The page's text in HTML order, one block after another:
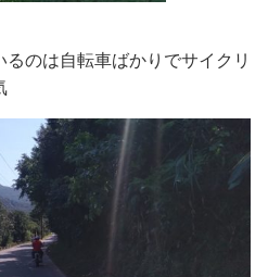
のは自転車ばかりでサイクリ